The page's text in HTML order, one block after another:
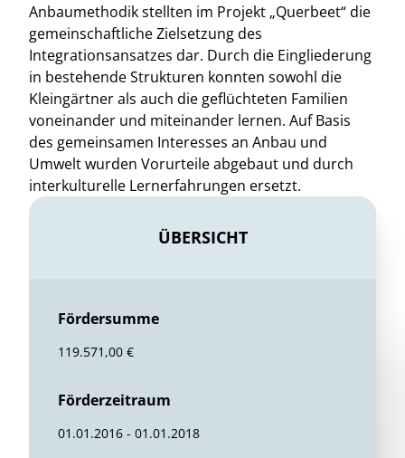
Anbaumethodik stellten im Projekt „Querbeet“ die
gemeinschaftliche Zielsetzung des
Integrationsansatzes dar. Durch die Eingliederung
in bestehende Strukturen konnten sowohl die
Kleingärtner als auch die geflüchteten Familien
voneinander und miteinander lernen. Auf Basis
des gemeinsamen Interesses an Anbau und
Umwelt wurden Vorurteile abgebaut und durch
interkulturelle Lernerfahrungen ersetzt.
ÜBERSICHT
Fördersumme
119.571,00 €
Förderzeitraum
01.01.2016 - 01.01.2018